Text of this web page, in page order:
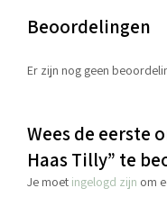
Beoordelingen
Er zijn nog geen
Wees de eerste
Haas Tilly” te
Je moet ingelogd zijn om